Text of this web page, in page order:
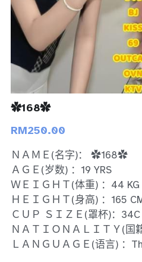
Bukit Indah 3
Skudai
Taman Daya
Mount Austin 1
Mount Austin 2
Desa Tebrau 1
Desa Tebrau 2
Ros Merah
Permas Jaya 1
✿168✿
RM250.00
ＮＡＭＥ(名字)： ✿168✿
ＡＧＥ(岁数) ：19 YRS
ＷＥＩＧＨＴ(体重) ：44 KG
ＨＥＩＧＨＴ(身高) ：165
ＣＵＰ ＳＩＺＥ(罩杯)：
ＮＡＴＩＯＮＡＬＩＴＹ(国
ＬＡＮＧＵＡＧＥ(语言) ：